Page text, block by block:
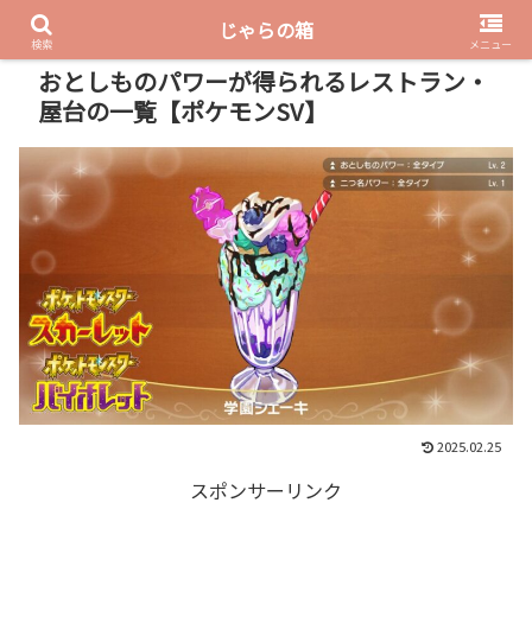
PR
おとしものパワーが得られるレストラン・
屋台の一覧【ポケモンSV】
2025.02.25
スポンサーリンク
検索
じゃらの箱
メニュー